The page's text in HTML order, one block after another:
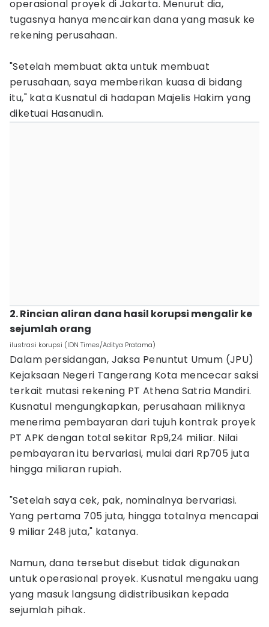
operasional proyek di Jakarta. Menurut dia,
tugasnya hanya mencairkan dana yang masuk ke
rekening perusahaan.
"Setelah membuat akta untuk membuat
perusahaan, saya memberikan kuasa di bidang
itu," kata Kusnatul di hadapan Majelis Hakim yang
diketuai Hasanudin.
2. Rincian aliran dana hasil korupsi mengalir ke
sejumlah orang
ilustrasi korupsi (IDN Times/Aditya Pratama)
Dalam persidangan, Jaksa Penuntut Umum (JPU)
Kejaksaan Negeri Tangerang Kota mencecar saksi
terkait mutasi rekening PT Athena Satria Mandiri.
Kusnatul mengungkapkan, perusahaan miliknya
menerima pembayaran dari tujuh kontrak proyek
PT APK dengan total sekitar Rp9,24 miliar. Nilai
pembayaran itu bervariasi, mulai dari Rp705 juta
hingga miliaran rupiah.
"Setelah saya cek, pak, nominalnya bervariasi.
Yang pertama 705 juta, hingga totalnya mencapai
9 miliar 248 juta," katanya.
Namun, dana tersebut disebut tidak digunakan
untuk operasional proyek. Kusnatul mengaku uang
yang masuk langsung didistribusikan kepada
sejumlah pihak.